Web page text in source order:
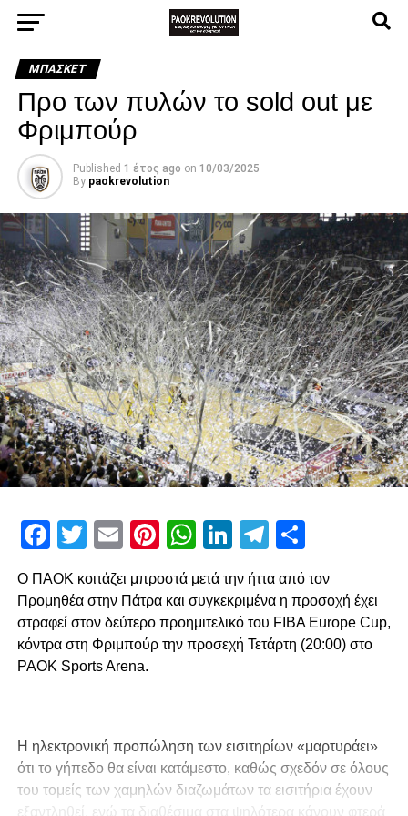
ΜΠΆΣΚΕΤ
Προ των πυλών το sold out με
Φριμπούρ
Published 1 έτος ago on 10/03/2025
By paokrevolution
Facebook
Twitter
EmailPinterest
WhatsApp
LinkedIn
Telegram
Ο ΠΑΟΚ κοιτάζει μπροστά μετά την ήττα από τον
Προμηθέα στην Πάτρα και συγκεκριμένα η προσοχή έχει
στραφεί στον δεύτερο προημιτελικό του FIBA Europe Cup,
κόντρα στη Φριμπούρ την προσεχή Τετάρτη (20:00) στο
PAOK Sports Arena.
Η ηλεκτρονική προπώληση των εισιτηρίων «μαρτυράει»
ότι το γήπεδο θα είναι κατάμεστο, καθώς σχεδόν σε όλους
του τομείς των χαμηλών διαζωμάτων τα εισιτήρια έχουν
εξαντληθεί, ενώ τα διαθέσιμα στα ψηλότερα κάνουν φτερά